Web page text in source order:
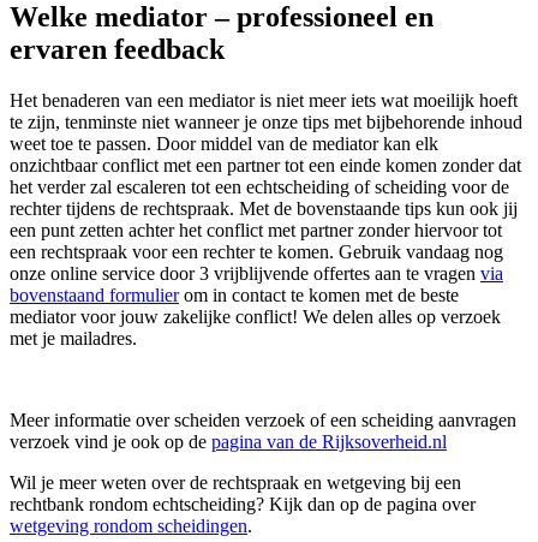
Welke mediator – professioneel en
ervaren feedback
Het benaderen van een mediator is niet meer iets wat moeilijk hoeft
te zijn, tenminste niet wanneer je onze tips met bijbehorende inhoud
weet toe te passen. Door middel van de mediator kan elk
onzichtbaar conflict met een partner tot een einde komen zonder dat
het verder zal escaleren tot een echtscheiding of scheiding voor de
rechter tijdens de rechtspraak. Met de bovenstaande tips kun ook jij
een punt zetten achter het conflict met partner zonder hiervoor tot
een rechtspraak voor een rechter te komen. Gebruik vandaag nog
onze online service door 3 vrijblijvende offertes aan te vragen via
bovenstaand formulierom in contact te komen met de beste
mediator voor jouw zakelijke conflict! We delen alles op verzoek
met je mailadres.
Meer informatie over scheiden verzoek of een scheiding aanvragen
verzoek vind je ook op de pagina van de Rijksoverheid.nl
Wil je meer weten over de rechtspraak en wetgeving bij een
rechtbank rondom echtscheiding? Kijk dan op de pagina over
wetgeving rondom scheidingen.